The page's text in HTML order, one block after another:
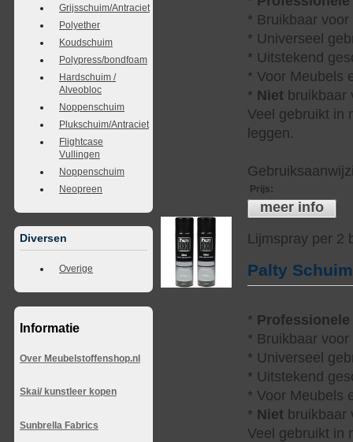
Grijsschuim/Antraciet
Polyether
Koudschuim
Polypress/bondfoam
Hardschuim /
Alveobloc
Noppenschuim
Plukschuim/Antraciet
Flightcase
Vullingen
Noppenschuim
Neopreen
Diversen
Overige
Informatie
Over Meubelstoffenshop.nl
Skai/ kunstleer kopen
Sunbrella Fabrics
* Bruikbaar
* Universeel
* Uitstekend
* Voor Meubels
* Niet bruikbaar
Veel gebruikt in
leggen.
Prijs:
meer info
Lijmspray per 2
Palty
* Professionele
* Bruikbaar
* Universeel
* Uitstekend
* Voor Meubels
* Niet bruikbaar
Veel gebruikt in